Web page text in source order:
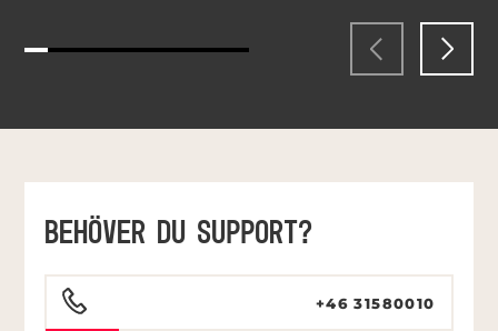
BEHÖVER DU SUPPORT?
+46 31580010